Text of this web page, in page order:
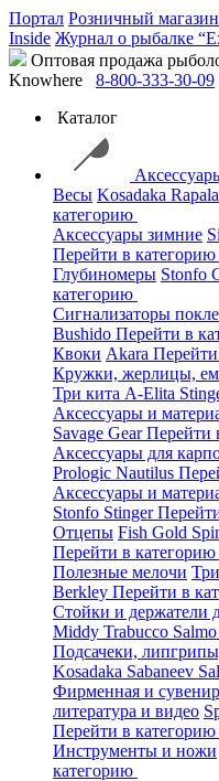
Портал Розничный магазин
Inside Журнал о рыбалке
Оптовая продажа
Knowhere
8-800-333-30-09
Каталог
Весы Kosadaka Rapala
категорию
Аксессуары зимние
Перейти в категорию
Глубиномеры Stonfo
категорию
Сигнализаторы
Bushido Перейти в
Квоки Akara
Кружки, жерлицы,
Три кита A-Elita
Аксессуары и
Savage GearПерейти
Аксессуары для
Prologic Nautilus
Аксессуары и
Stonfo Stinger
Отцепы Fish Gold
Перейти в категорию
Полезные мелочи
Berkley Перейти в
Стойки и держатели
Middy Trabucco Salmo
Подсачеки,
Kosadaka Sabaneev
Фирменная и
литература и видео
Перейти в категорию
Инструменты и ножи
категорию